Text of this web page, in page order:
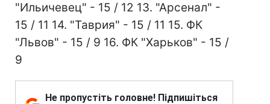
"Ильичевец" - 15 / 12 13. "Арсенал" -
15 / 11 14. "Таврия" - 15 / 11 15. ФК
"Львов" - 15 / 9 16. ФК "Харьков" - 15 /
9
Не пропустіть головне! Підпишіться